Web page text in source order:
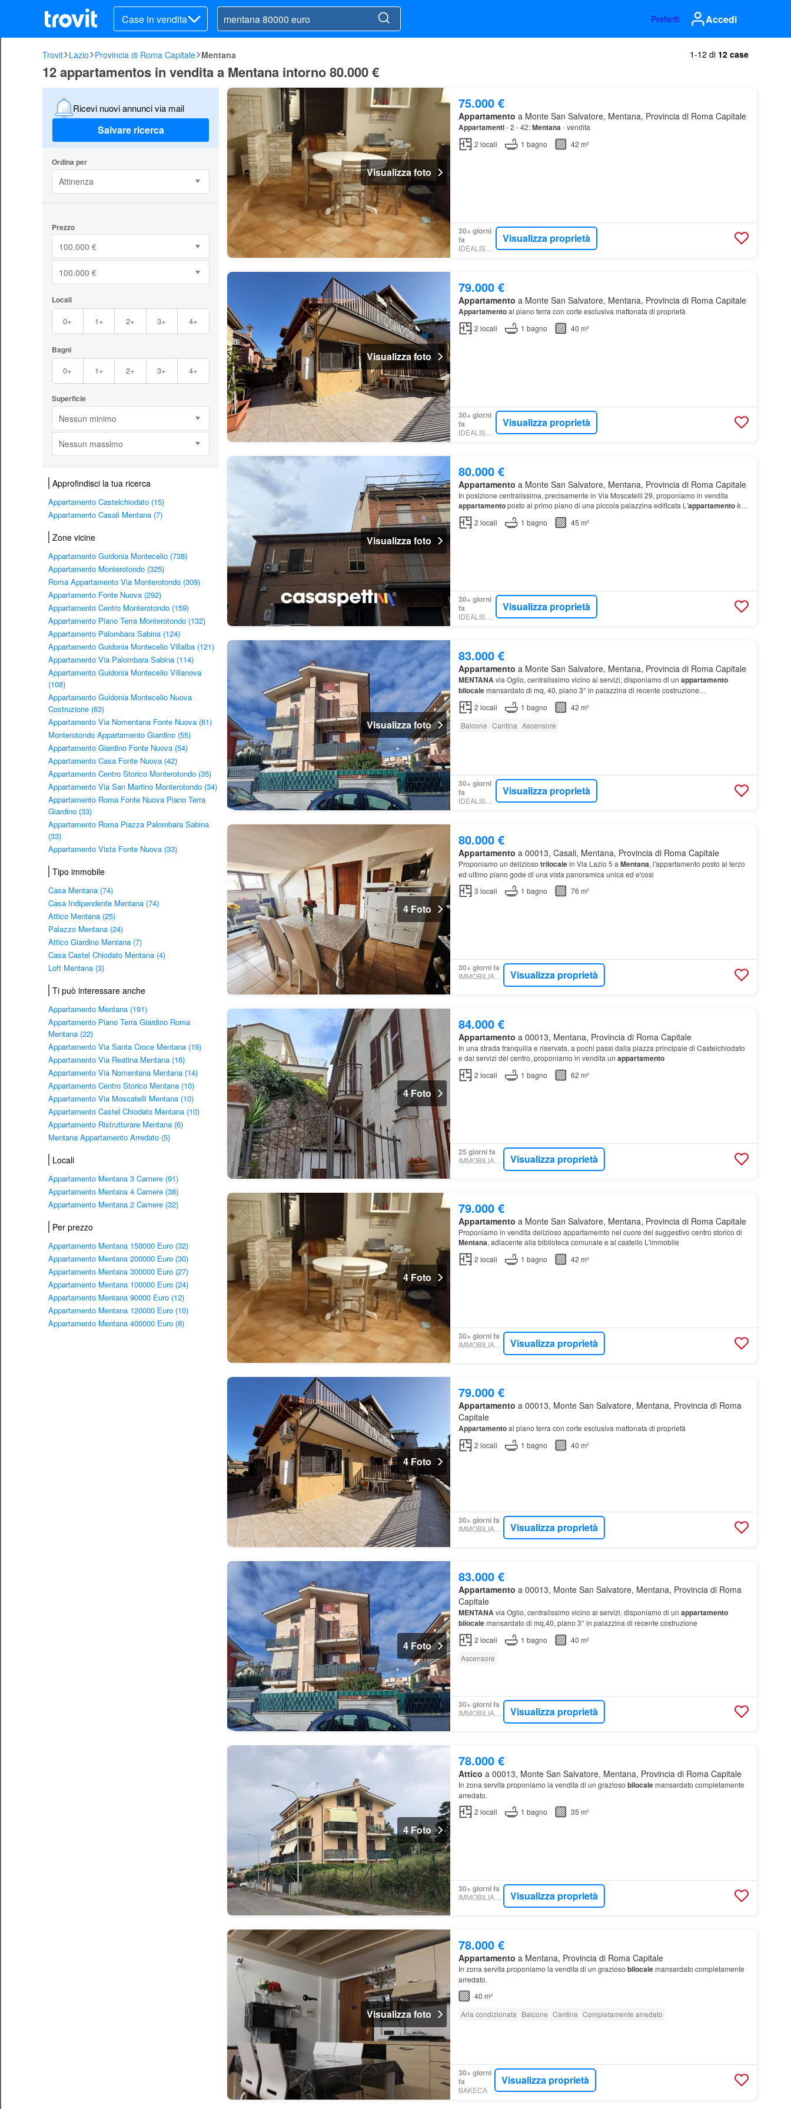
Case in vendita Preferiti Accedi
Trovit Lazio Provincia di Roma Capitale Mentana 1-12 di 12 case
12 appartamentos in vendita a Mentana intorno 80.000 €
Ricevi nuovi annunci via mail
Salvare ricerca
Ordina per
Attinenza
Prezzo
100.000 €
100.000 €
Locali
0+ 1+ 2+ 3+ 4+
Bagni
0+ 1+ 2+ 3+ 4+
Superficie
Nessun minimo
Nessun massimo
Approfindisci la tua ricerca
Appartamento Castelchiodato (15)
Appartamento Casali Mentana (7)
Zone vicine
Appartamento Guidonia Montecelio (738)
Appartamento Monterotondo (325)
Roma Appartamento Via Monterotondo (309)
Appartamento Fonte Nuova (292)
Appartamento Centro Monterotondo (159)
Appartamento Piano Terra Monterotondo (132)
Appartamento Palombara Sabina (124)
Appartamento Guidonia Montecelio Villalba (121)
Appartamento Via Palombara Sabina (114)
Appartamento Guidonia Montecelio Villanova
(108)
Appartamento Guidonia Montecelio Nuova
Costruzione (63)
Appartamento Via Nomentana Fonte Nuova (61)
Monterotondo Appartamento Giardino (55)
Appartamento Giardino Fonte Nuova (54)
Appartamento Casa Fonte Nuova (42)
Appartamento Centro Storico Monterotondo (35)
Appartamento Via San Martino Monterotondo (34)
Appartamento Roma Fonte Nuova Piano Terra
Giardino (33)
Appartamento Roma Piazza Palombara Sabina
(33)
Appartamento Vista Fonte Nuova (33)
Tipo immobile
Casa Mentana (74)
Casa Indipendente Mentana (74)
Attico Mentana (25)
Palazzo Mentana (24)
Attico Giardino Mentana (7)
Casa Castel Chiodato Mentana (4)
Loft Mentana (3)
Ti può interessare anche
Appartamento Mentana (191)
Appartamento Piano Terra Giardino Roma
Mentana (22)
Appartamento Via Santa Croce Mentana (19)
Appartamento Via Reatina Mentana (16)
Appartamento Via Nomentana Mentana (14)
Appartamento Centro Storico Mentana (10)
Appartamento Via Moscatelli Mentana (10)
Appartamento Castel Chiodato Mentana (10)
Appartamento Ristrutturare Mentana (6)
Mentana Appartamento Arredato (5)
Locali
Appartamento Mentana 3 Camere (91)
Appartamento Mentana 4 Camere (38)
Appartamento Mentana 2 Camere (32)
Per prezzo
Appartamento Mentana 150000 Euro (32)
Appartamento Mentana 200000 Euro (30)
Appartamento Mentana 300000 Euro (27)
Appartamento Mentana 100000 Euro (24)
Appartamento Mentana 90000 Euro (12)
Appartamento Mentana 120000 Euro (10)
Appartamento Mentana 400000 Euro (8)
Visualizza foto
75.000 €
Appartamento a Monte San Salvatore, Mentana, Provincia di Roma Capitale
Appartamenti- 2 - 42:Mentana- vendita
2 locali 1 bagno 42 m²
30+ giorni
fa
IDEALISTA.IT
Visualizza proprietà
Visualizza foto
79.000 €
Appartamento a Monte San Salvatore, Mentana, Provincia di Roma Capitale
Appartamentoal piano terra con corte esclusiva mattonata di proprietà
2 locali 1 bagno 40 m²
30+ giorni
fa
IDEALISTA.IT
Visualizza proprietà
Visualizza foto
80.000 €
Appartamento a Monte San Salvatore, Mentana, Provincia di Roma Capitale
In posizione centralissima, precisamente in Via Moscatelli 29, proponiamo in vendita
appartamentoposto al primo piano di una piccola palazzina edificata L'appartamentoè
composto da soggiorno con angolo cottura, camera…
2 locali 1 bagno 45 m²
30+ giorni
fa
IDEALISTA.IT
Visualizza proprietà
Visualizza foto
83.000 €
Appartamento a Monte San Salvatore, Mentana, Provincia di Roma Capitale
MENTANAvia Oglio, centralissimo vicino ai servizi, disponiamo di un appartamento
bilocalemansardato di mq, 40, piano 3° in palazzina di recente costruzione
L'appartamento è composto da soggiorno con angolo cottura, dis…
2 locali 1 bagno
42 m²
Balcone Cantina Ascensore
30+ giorni
fa
IDEALISTA.IT
Visualizza proprietà
4 Foto
80.000 €
Appartamento a 00013, Casali, Mentana, Provincia di Roma Capitale
Proponiamo un delizioso trilocalein Via Lazio 5 a Mentana, l'appartamento posto al terzo
ed ultimo piano gode di una vista panoramica unica ed e'cosi
3 locali 1 bagno 76 m²
30+ giorni fa
IMMOBILIARE.IT Visualizza proprietà
4 Foto
84.000 €
Appartamento a 00013, Mentana, Provincia di Roma Capitale
In una strada tranquilla e riservata, a pochi passi dalla piazza principale di Castelchiodato
e dai servizi del centro, proponiamo in vendita un appartamento
2 locali 1 bagno 62 m²
25 giorni fa
IMMOBILIARE.IT Visualizza proprietà
4 Foto
79.000 €
Appartamento a Monte San Salvatore, Mentana, Provincia di Roma Capitale
Proponiamo in vendita delizioso appartamemto nel cuore del suggestivo centro storico di
Mentana, adiacente alla biblioteca comunale e al castello L'immobile
2 locali 1 bagno 42 m²
30+ giorni fa
IMMOBILIARE.IT Visualizza proprietà
4 Foto
79.000 €
Appartamento a 00013, Monte San Salvatore, Mentana, Provincia di Roma
Capitale
Appartamentoal piano terra con corte esclusiva mattonata di proprietà
2 locali 1 bagno 40 m²
30+ giorni fa
IMMOBILIARE.IT Visualizza proprietà
4 Foto
83.000 €
Appartamento a 00013, Monte San Salvatore, Mentana, Provincia di Roma
Capitale
MENTANAvia Oglio, centralissimo vicino ai servizi, disponiamo di un appartamento
bilocalemansardato di mq,40, piano 3° in palazzina di recente costruzione
2 locali 1 bagno
40 m²
Ascensore
30+ giorni fa
IMMOBILIARE.IT Visualizza proprietà
4 Foto
78.000 €
Attico a 00013, Monte San Salvatore, Mentana, Provincia di Roma Capitale
In zona servita proponiamo la vendita di un grazioso bilocalemansardato completamente
arredato.
2 locali 1 bagno 35 m²
30+ giorni fa
IMMOBILIARE.IT Visualizza proprietà
Visualizza foto
78.000 €
Appartamento a Mentana, Provincia di Roma Capitale
In zona servita proponiamo la vendita di un grazioso bilocalemansardato completamente
arredato.
40 m²
Aria condizionata Balcone Cantina Completamente arredato
30+ giorni
fa
BAKECA
Visualizza proprietà